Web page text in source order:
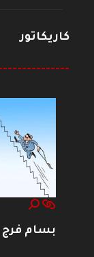
كاريكاتور
بسام فرج